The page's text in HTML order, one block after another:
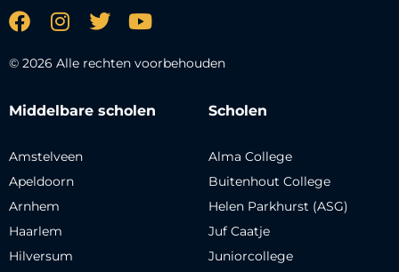
© 2026 Alle rechten voorbehouden
Middelbare scholen
Amstelveen
Apeldoorn
Arnhem
Haarlem
Hilversum
Scholen
Alma College
Buitenhout College
Helen Parkhurst (ASG)
Juf Caatje
Juniorcollege